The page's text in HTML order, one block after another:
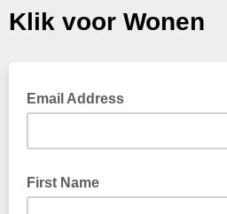
Klik voor Wonen
Email Address
First Name